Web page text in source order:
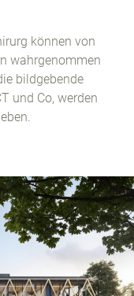
können von
wahrgenommen
bildgebende
und Co, werden